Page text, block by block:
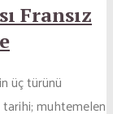
Fransız
üç türünü
tarihi; muhtemelen